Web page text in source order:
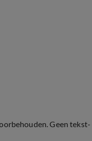
Geen tekst-